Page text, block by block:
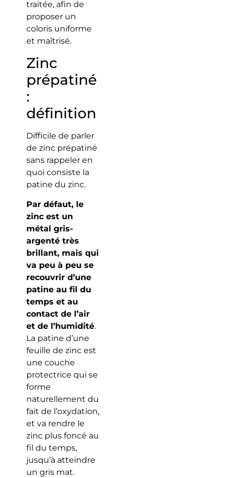
traitée, afin de
proposer un
coloris uniforme
et maîtrisé.
Zinc
prépatiné
:
définition
Difficile de parler
de zinc prépatiné
sans rappeler en
quoi consiste la
patine du zinc.
Par défaut, le
zinc est un
métal gris-
argenté très
brillant, mais qui
va peu à peu se
recouvrir d’une
patine au fil du
temps et au
contact de l’air
et de l’humidité.
La patine d’une
feuille de zinc est
une couche
protectrice qui se
forme
naturellement du
fait de l’oxydation,
et va rendre le
zinc plus foncé au
fil du temps,
jusqu’à atteindre
un gris mat.